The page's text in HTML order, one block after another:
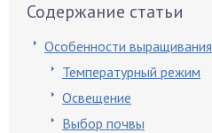
Содержание статьи
Особенности выращивания
Температурный режим
Освещение
Выбор почвы